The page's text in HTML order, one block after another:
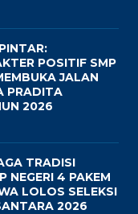
POSITIF SMP
JALAN
PRADITA
2026
TRADISI
NEGERI 4 PAKEM
LOLOS SELEKSI
2026